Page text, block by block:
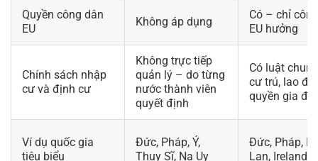
Quyền công dân
EU
Không áp dụng
Có – chỉ
EU hưởng
Chính sách nhập
cư và định cư
Không trực tiếp
quản lý – do từng
nước thành viên
quyết định
Có luật
cư trú, lao
quyền gia
Ví dụ quốc gia
tiêu biểu
Đức, Pháp, Ý,
Thụy Sĩ, Na Uy
Đức, Pháp,
Lan, Ireland